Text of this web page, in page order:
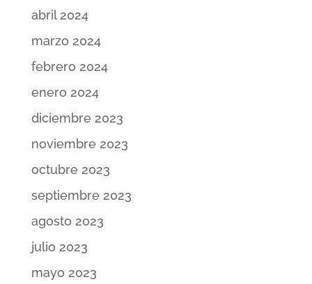
abril 2024
marzo 2024
febrero 2024
enero 2024
diciembre 2023
noviembre 2023
octubre 2023
septiembre 2023
agosto 2023
julio 2023
mayo 2023